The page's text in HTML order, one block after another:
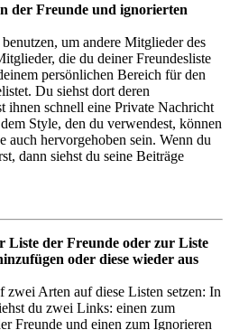
der Freunde und ignorierten
um andere Mitglieder des
die du deiner Freundesliste
persönlichen Bereich für den
Du siehst dort deren
ihnen schnell eine Private Nachricht
Style, den du verwendest, können
auch hervorgehoben sein. Wenn du
dann siehst du seine Beiträge
Liste der Freunde oder zur Liste
oder diese wieder aus
zwei Arten auf diese Listen setzen: In
du zwei Links: einen zum
Freunde und einen zum Ignorieren